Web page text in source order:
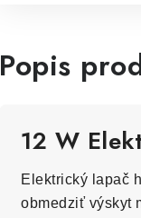
Popis
12 W
Elektrický lapač
obmedziť výskyt